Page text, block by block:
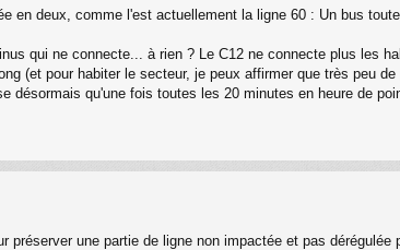
en deux, comme l'est actuellement la ligne 60 : Un bus
qui ne connecte... à rien ? Le C12 ne connecte plus les
(et pour habiter le secteur, je peux affirmer que très peu
désormais qu'une fois toutes les 20 minutes en heure de
une partie de ligne non impactée et pas